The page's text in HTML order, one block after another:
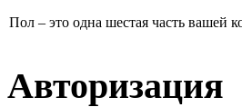
Пол – это одна шестая часть вашей
Авторизация